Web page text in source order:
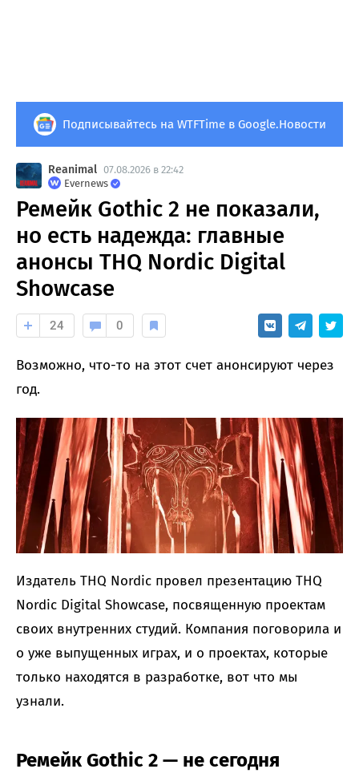
Подписывайтесь на WTFTime в Google.Новости
Reanimal 07.08.2026 в 22:42
Evernews
Ремейк Gothic 2 не показали,
но есть надежда: главные
анонсы THQ Nordic Digital
Showcase
24 0
Возможно, что-то на этот счет анонсируют через
год.
Издатель THQ Nordic провел презентацию THQ
Nordic Digital Showcase, посвященную проектам
своих внутренних студий. Компания поговорила и
о уже выпущенных играх, и о проектах, которые
только находятся в разработке, вот что мы
узнали.
Ремейк Gothic 2 — не сегодня